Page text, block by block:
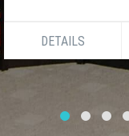
DETAILS